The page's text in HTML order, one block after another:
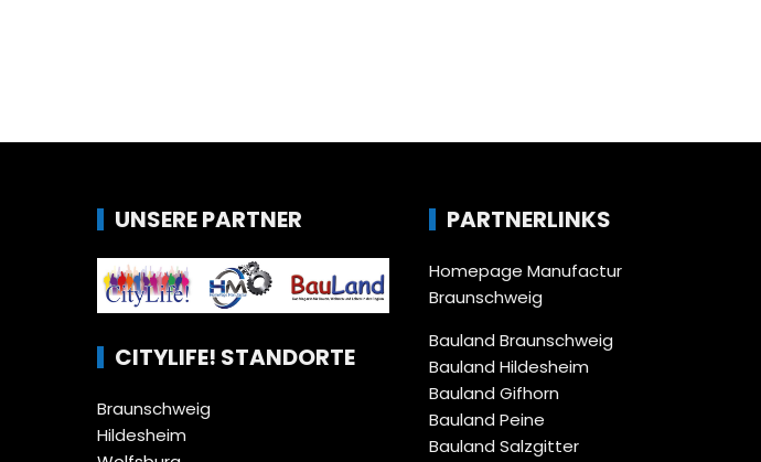
UNSERE PARTNER
CITYLIFE! STANDORTE
Braunschweig
Hildesheim
PARTNERLINKS
Homepage Manufactur
Braunschweig
Bauland Braunschweig
Bauland Hildesheim
Bauland Gifhorn
Bauland Peine
Bauland Salzgitter